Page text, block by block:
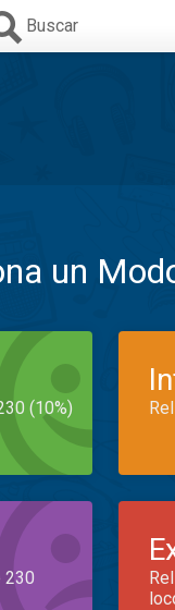
Buscar
un
(10%)
230